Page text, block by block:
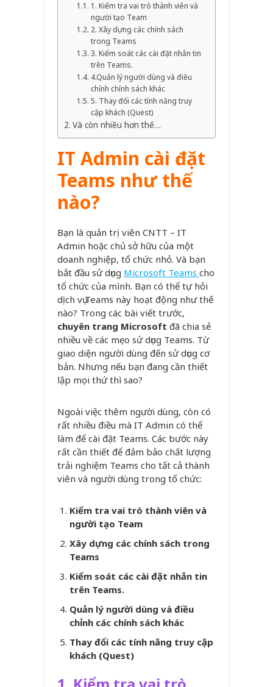
1. Kiểm tra vai trò thành viên và
người tạo Team
2. Xây dựng các chính sách
trong Teams
3. Kiểm soát các cài đặt nhắn tin
trên Teams.
4.Quản lý người dùng và điều
chỉnh chính sách khác
5. Thay đổi các tính năng truy
cập khách (Quest)
Và còn nhiều hơn thế…
IT Admin cài đặt
Teams như thế
nào?
Bạn là quản trị viên CNTT – IT
Admin hoặc chủ sở hữu của một
doanh nghiệp, tổ chức nhỏ. Và bạn
bắt đầu sử dụng Microsoft Teams cho
tổ chức của mình. Bạn có thể tự hỏi
dịch vụ Teams này hoạt động như thế
nào? Trong các bài viết trước,
chuyên trang Microsoft đã chia sẻ
nhiều về các mẹo sử dụng Teams. Từ
giao diện người dùng đến sử dụng cơ
bản. Nhưng nếu bạn đang cần thiết
lập mọi thứ thì sao?
Ngoài việc thêm người dùng, còn có
rất nhiều điều mà IT Admin có thể
làm để cài đặt Teams. Các bước này
rất cần thiết để đảm bảo chất lượng
trải nghiệm Teams cho tất cả thành
viên và người dùng trong tổ chức:
Kiểm tra vai trò thành viên và
người tạo Team
Xây dựng các chính sách trong
Teams
Kiểm soát các cài đặt nhắn tin
trên Teams.
Quản lý người dùng và điều
chỉnh các chính sách khác
Thay đổi các tính năng truy cập
khách (Quest)